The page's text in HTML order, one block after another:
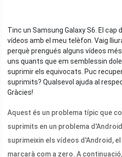
Tinc un Samsung Galaxy S6. El
vídeos amb el meu telèfon. Vaig
perquè prengués alguns vídeos
uns quants que em semblessin
suprimir els equivocats. Puc
suprimits? Qualsevol ajuda al
Gràcies!
Aquest és un problema típic que
suprimits en un problema
suprimeixin els vídeos d'Android,
marcarà com a zero. A